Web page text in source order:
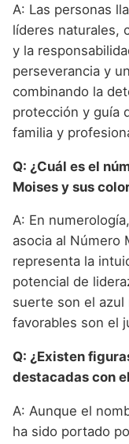
A: Las personas
líderes naturales,
y la
perseverancia y
combinando la
protección y guía
familia y
Q: ¿Cuál es el
Moises y sus
A: En
asocia al Número
representa la
potencial de
suerte son el azul
favorables son el
Q: ¿Existen
destacadas con
A: Aunque el
ha sido portado